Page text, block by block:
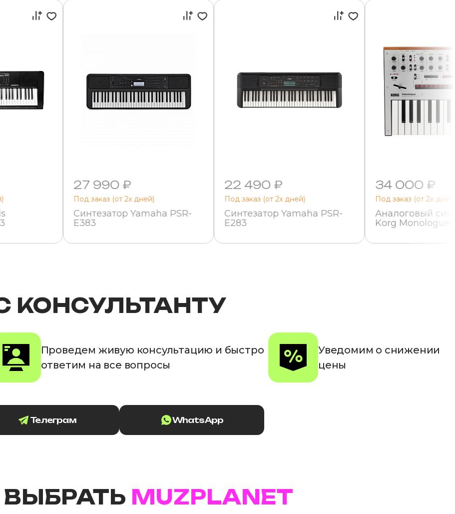
27 990 ₽
Под заказ (от 2х дней)
Синтезатор Yamaha PSR-
E383
22 490 ₽
Под заказ (от 2х дней)
Синтезатор Yamaha PSR-
E283
34 000 ₽
Под заказ (от 2х
Аналоговый
Korg Monologue-
КОНСУЛЬТАНТУ
Проведем живую консультацию и быстро
ответим на все вопросы
Уведомим о снижении
цены
Телеграм WhatsApp
MUZPLANET